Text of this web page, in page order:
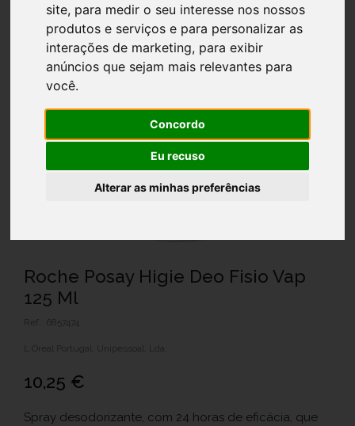
site, para medir o seu interesse nos nossos
produtos e serviços e para personalizar as
interações de marketing, para exibir
anúncios que sejam mais relevantes para
você.
Concordo
Eu recuso
Alterar as minhas preferências
Roche Posay Higie Deo Fisio Vap
125 Ml
Ref.: 6857474
L Oreal Portugal, Unipessoal, Lda.
10,25 €
Spray desodorizante, com 24 horas de eficácia, que